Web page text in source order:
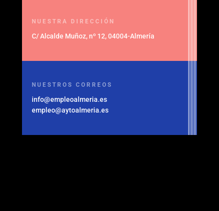
NUESTRA DIRECCIÓN
C/ Alcalde Muñoz, nº 12, 04004-Almería
NUESTROS CORREOS
info@empleoalmeria.es
empleo@aytoalmeria.es